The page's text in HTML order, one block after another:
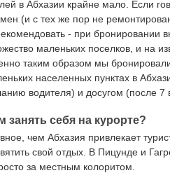
в Абхазии крайне мало. Если
(и с тех же пор не
- при бронировании
маленьких поселков, и на
таким образом мы
населенных пунктах в
водителя) и досугом (после 7
занять себя на курорте?
чем Абхазия привлекает
свой отдых. В Пицунде и
за местным колоритом.